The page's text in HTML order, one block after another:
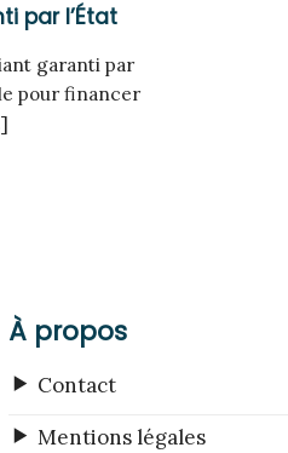
par l’État
garanti par
pour financer
À propos
Contact
Mentions légales